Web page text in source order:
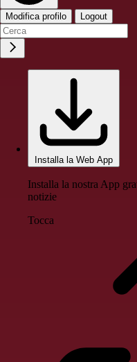
Modifica profilo Logout
Installa la Web App
Installa la nostra App
notizie
Tocca